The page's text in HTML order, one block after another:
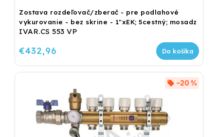
Zostava rozdeľovač/zberač - pre podlahové
vykurovanie - bez skrine - 1"xEK; 5cestný; mosadz
IVAR.CS 553 VP
€432,96 Do košíka
–20 %